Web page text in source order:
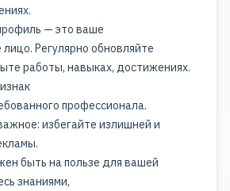
— это ваше
Регулярно обновляйте
работы, навыках, достижениях.
профессионала.
избегайте излишней и
быть на пользе для вашей
знаниями,